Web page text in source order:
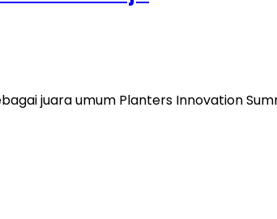
juara umum Planters Innovation